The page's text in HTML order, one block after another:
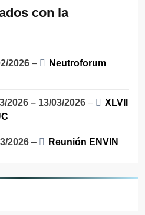
con la
2026 –
Neutroforum
2026 – 13/03/2026 –
XLVII
2026 – Reunión ENVIN